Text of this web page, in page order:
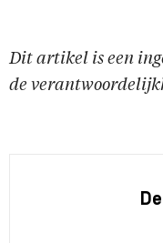
Dit artikel is een
de